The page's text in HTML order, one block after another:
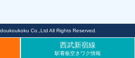
Co.,Ltd All Rights Reserved.
西武新宿線
駅看板空きワク情報